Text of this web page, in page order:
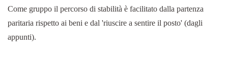
Come gruppo il percorso di stabilità è facilitato dalla partenza
paritaria rispetto ai beni e dal 'riuscire a sentire il posto' (dagli
appunti).